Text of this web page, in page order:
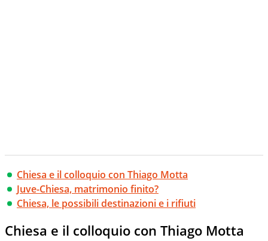
Chiesa e il colloquio con Thiago Motta
Juve-Chiesa, matrimonio finito?
Chiesa, le possibili destinazioni e i rifiuti
Chiesa e il colloquio con Thiago Motta